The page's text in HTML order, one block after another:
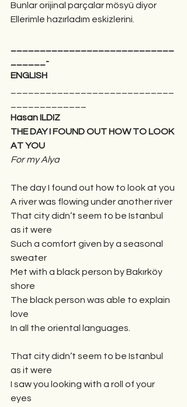
Bunlar orijinal parçalar mösyü diyor
Ellerimle hazırladım eskizlerini.
______-
ENGLISH
Hasan ILDIZ
THE DAY I FOUND OUT HOW TO LOOK
AT YOU
For my Alya
The day I found out how to look at you
A river was flowing under another river
That city didn’t seem to be Istanbul
as it were
Such a comfort given by a seasonal
sweater
Met with a black person by Bakırköy
shore
The black person was able to explain
love
In all the oriental languages.
That city didn’t seem to be Istanbul
as it were
I saw you looking with a roll of your
eyes